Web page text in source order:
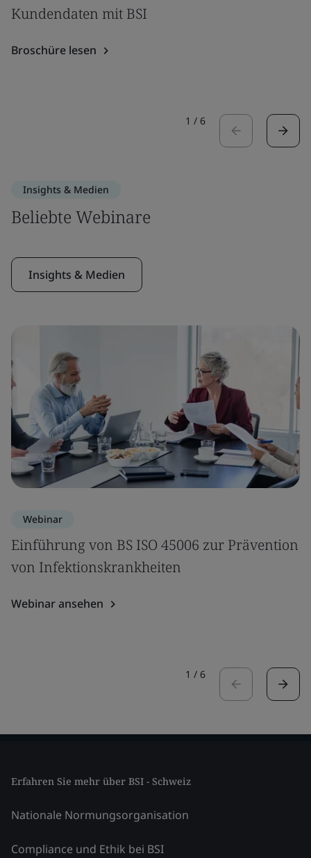
Kundendaten mit BSI
Broschüre lesen
1 / 6
Insights & Medien
Beliebte Webinare
Insights & Medien
Webinar
Einführung von BS ISO 45006 zur Prävention
von Infektionskrankheiten
Webinar ansehen
1 / 6
Erfahren Sie mehr über BSI - Schweiz
Nationale Normungsorganisation
Compliance und Ethik bei BSI